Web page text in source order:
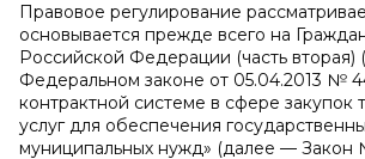
Правовое регулирование
основывается прежде всего на
Российской Федерации (часть
Федеральном законе от 05.04.2013 №
контрактной системе в сфере закупок
услуг для обеспечения
муниципальных нужд» (далее —